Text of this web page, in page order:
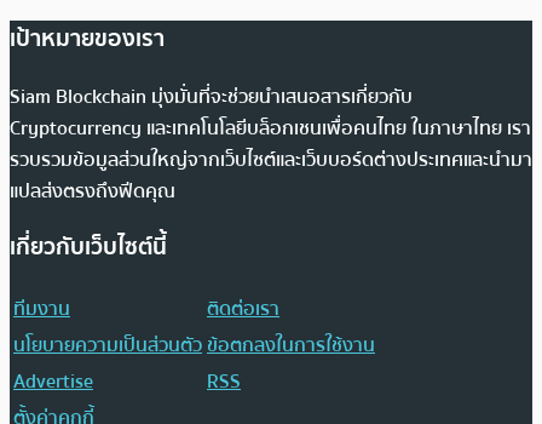
เป้าหมายของเรา
Siam Blockchain มุ่งมั่นที่จะช่วยนำเสนอสารเกี่ยวกับ
Cryptocurrency และเทคโนโลยีบล็อกเชนเพื่อคนไทย ในภาษาไทย เรา
รวบรวมข้อมูลส่วนใหญ่จากเว็บไซต์และเว็บบอร์ดต่างประเทศและนำมา
แปลส่งตรงถึงฟีดคุณ
เกี่ยวกับเว็บไซต์นี้
ทีมงาน
ติดต่อเรา
นโยบายความเป็นส่วนตัวข้อตกลงในการใช้งาน
Advertise
RSS